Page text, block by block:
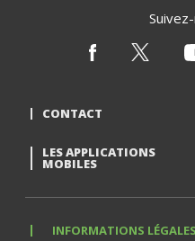
CONTACT
LES APPLICATIONS
MOBILES
INFORMATIONS LÉGALES